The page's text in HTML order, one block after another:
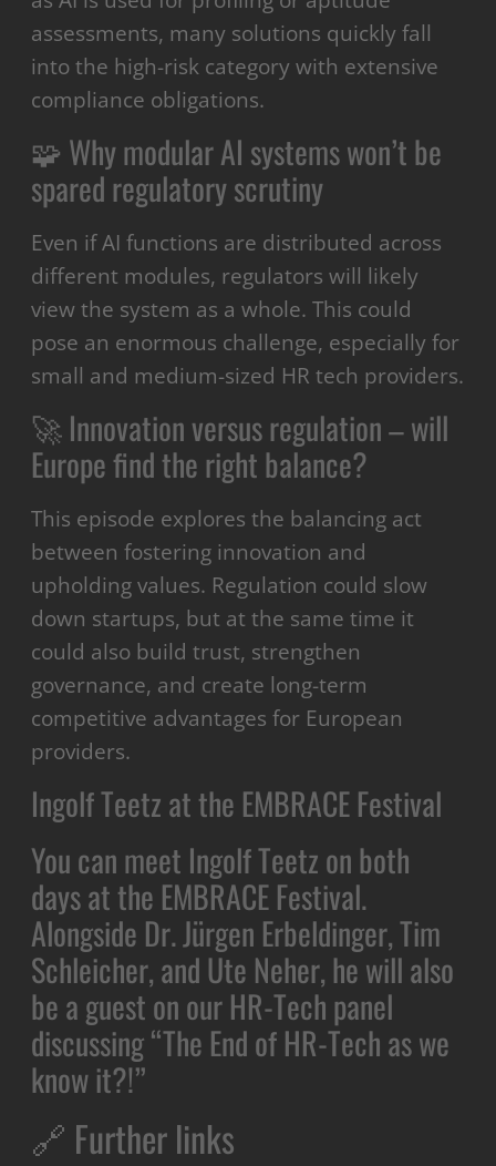
assessments, many solutions quickly fall
into the high-risk category with extensive
compliance obligations.
🧩 Why modular AI systems won’t be
spared regulatory scrutiny
Even if AI functions are distributed across
different modules, regulators will likely
view the system as a whole. This could
pose an enormous challenge, especially for
small and medium-sized HR tech providers.
🚀 Innovation versus regulation – will
Europe find the right balance?
This episode explores the balancing act
between fostering innovation and
upholding values. Regulation could slow
down startups, but at the same time it
could also build trust, strengthen
governance, and create long-term
competitive advantages for European
providers.
Ingolf Teetz at the EMBRACE Festival
You can meet Ingolf Teetz on both
days at the EMBRACE Festival.
Alongside Dr. Jürgen Erbeldinger, Tim
Schleicher, and Ute Neher, he will also
be a guest on our HR-Tech panel
discussing “The End of HR-Tech as we
know it?!”
🔗 Further links